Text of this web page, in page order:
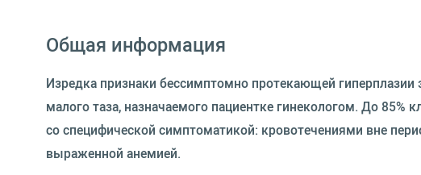
Общая информация
Изредка признаки бессимптомно протекающей
малого таза, назначаемого пациентке гинекологом. До
со специфической симптоматикой: кровотечениями вне
выраженной анемией.